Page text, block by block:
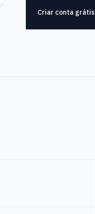
Criar conta grátis